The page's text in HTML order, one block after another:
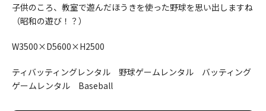
子供のころ、教室で遊んだほうきを使った野球を思い出しますね
（昭和の遊び！？）
W3500×D5600×H2500
ティバッティングレンタル 野球ゲームレンタル バッティング
ゲームレンタル Baseball